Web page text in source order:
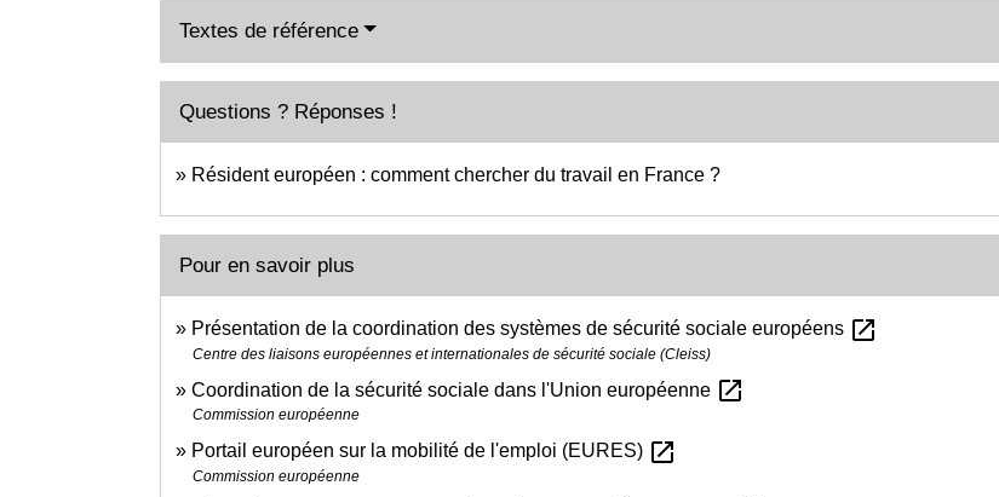
Textes de référence
Questions ? Réponses !
Résident européen : comment chercher du travail en France ?
Pour en savoir plus
Présentation de la coordination des systèmes de sécurité sociale européens open_in_new
Centre des liaisons européennes et internationales de sécurité sociale (Cleiss)
Coordination de la sécurité sociale dans l'Union européenne open_in_new
Commission européenne
Portail européen sur la mobilité de l'emploi (EURES) open_in_new
Commission européenne